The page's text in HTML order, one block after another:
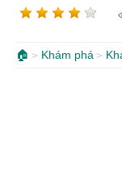
🏠 Khám phá